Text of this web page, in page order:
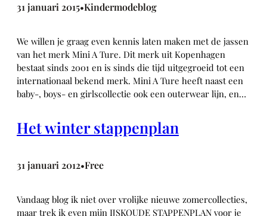
31 januari 2015•Kindermodeblog
We willen je graag even kennis laten maken met de jassen
van het merk Mini A Ture. Dit merk uit Kopenhagen
bestaat sinds 2001 en is sinds die tijd uitgegroeid tot een
internationaal bekend merk. Mini A Ture heeft naast een
baby-, boys- en girlscollectie ook een outerwear lijn, en…
Het winter stappenplan
31 januari 2012•Free
Vandaag blog ik niet over vrolijke nieuwe zomercollecties,
maar trek ik even mijn IJSKOUDE STAPPENPLAN voor je